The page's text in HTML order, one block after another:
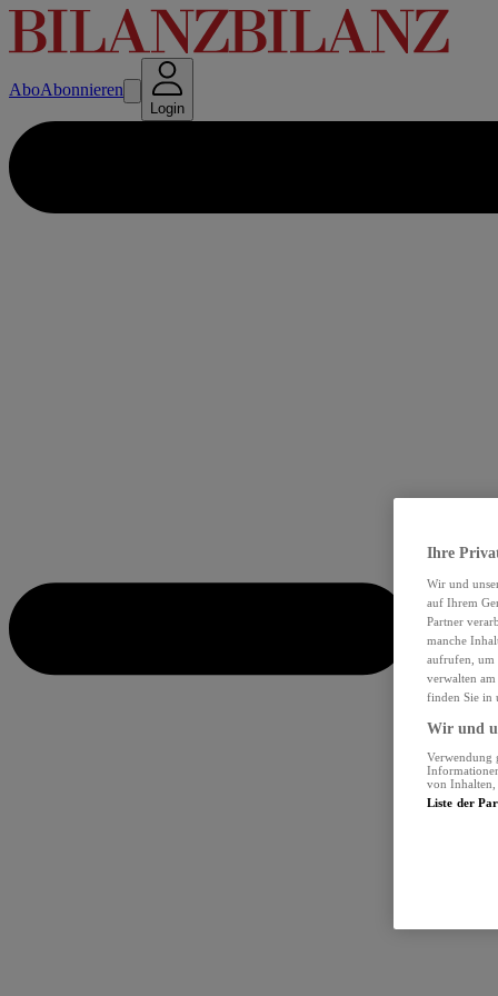
AboAbonnieren
Login
Ihre
Wir und
auf Ihrem
Partner
manche
aufrufen, um
verwalten
finden Sie in
Wir und
Verwendung
von Inhalten,
Liste der